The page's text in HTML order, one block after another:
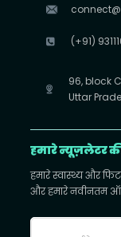
(+91)
96, block
Uttar
हमारे न्यूज़लेटर
हमारे स्वास्थ्य और
और हमारे नवीनतम